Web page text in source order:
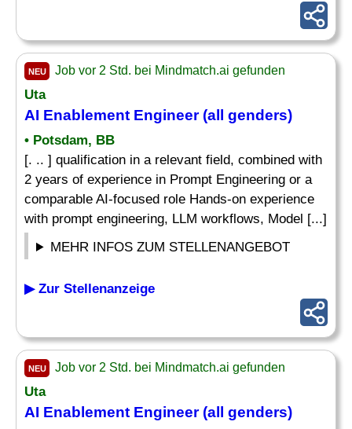
NEU Job vor 2 Std. bei Mindmatch.ai gefunden
Uta
AI Enablement Engineer (all genders)
• Potsdam, BB
[. .. ] qualification in a relevant field, combined with
2 years of experience in Prompt Engineering or a
comparable AI-focused role Hands-on experience
with prompt engineering, LLM workflows, Model [...]
MEHR INFOS ZUM STELLENANGEBOT
▶ Zur Stellenanzeige
NEU Job vor 2 Std. bei Mindmatch.ai gefunden
Uta
AI Enablement Engineer (all genders)